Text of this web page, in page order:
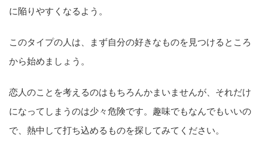
に陥りやすくなるよう。
このタイプの人は、まず自分の好きなものを見つけるところ
から始めましょう。
恋人のことを考えるのはもちろんかまいませんが、それだけ
になってしまうのは少々危険です。趣味でもなんでもいいの
で、熱中して打ち込めるものを探してみてください。